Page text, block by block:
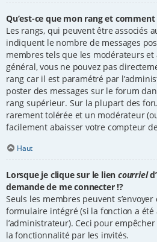
Qu’est-ce que mon rang et
Les rangs, qui peuvent être associés
indiquent le nombre de messages
membres tels que les modérateurs
général, vous ne pouvez pas
rang car il est paramétré par
poster des messages sur le forum
rang supérieur. Sur la plupart des
rarement tolérée et un modérateur
facilement abaisser votre compteur
Haut
Lorsque je clique sur le lien courriel
demande de me connecter !?
Seuls les membres peuvent
formulaire intégré (si la fonction a été
l’administrateur). Ceci pour
la fonctionnalité par les invités.